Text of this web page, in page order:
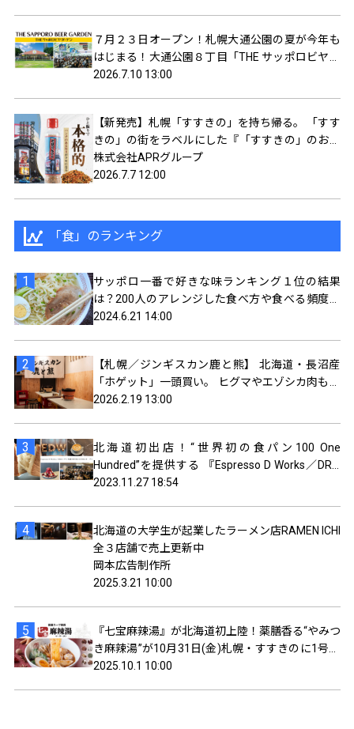
７月２３日オープン！札幌大通公園の夏が今年も
はじまる！大通公園８丁目「THE サッポロビヤガ
ーデン」
2026.7.10 13:00
【新発売】札幌「すすきの」を持ち帰る。 「すす
きの」の街をラベルにした『「すすきの」のおみ
やげ 七味にんにく』が誕生
株式会社APRグループ
2026.7.7 12:00
「食」のランキング
サッポロ一番で好きな味ランキング１位の結果
は？200人のアレンジした食べ方や食べる頻度を
聞いてみました
2024.6.21 14:00
【札幌／ジンギスカン鹿と熊】 北海道・長沼産
「ホゲット」一頭買い。 ヒグマやエゾシカ肉も食
べられるジンギスカン屋オープン。
2026.2.19 13:00
北海道初出店！“世界初の食パン100 One
Hundred”を提供する 『Espresso D Works／DRA
セブン ココノ ススキノ(札幌)』がオープン！
2023.11.27 18:54
北海道の大学生が起業したラーメン店RAMEN ICHI
全３店舗で売上更新中
岡本広告制作所
2025.3.21 10:00
『七宝麻辣湯』が北海道初上陸！薬膳香る“やみつ
き麻辣湯”が10月31日(金)札幌・すすきのに1号店
オープン、札幌市内で全3店舗を順次展開へ。オ
2025.10.1 10:00